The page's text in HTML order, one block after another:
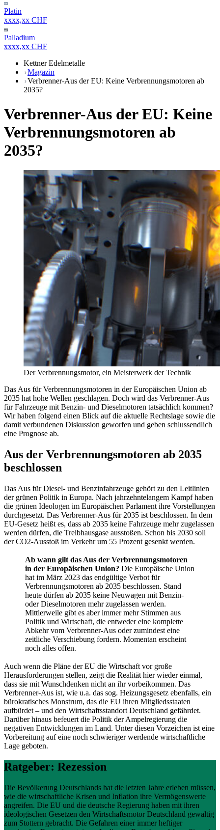
Platin
xxxx,xx CHF
Palladium
xxxx,xx CHF
Kettner Edelmetalle
Magazin
Verbrenner-Aus der EU: Keine Verbrennungsmotoren ab
2035?
Verbrenner-Aus der EU: Keine
Verbrennungsmotoren ab
2035?
Der Verbrennungsmotor, ein Meisterwerk der Technik
Das Aus für Verbrennungsmotoren in der Europäischen Union ab
2035 hat hohe Wellen geschlagen. Doch wird das Verbrenner-Aus
für Fahrzeuge mit Benzin- und Dieselmotoren tatsächlich kommen?
Wir haben folgend einen Blick auf die aktuelle Rechtslage sowie die
damit verbundenen Diskussion geworfen und geben schlussendlich
eine Prognose ab.
Aus der Verbrennungsmotoren ab 2035
beschlossen
Das Aus für Diesel- und Benzinfahrzeuge gehört zu den Leitlinien
der grünen Politik in Europa. Nach jahrzehntelangem Kampf haben
die grünen Ideologen im Europäischen Parlament ihre Vorstellungen
durchgesetzt. Das Verbrenner-Aus für 2035 ist beschlossen. In dem
EU-Gesetz heißt es, dass ab 2035 keine Fahrzeuge mehr zugelassen
werden dürfen, die Treibhausgase ausstoßen. Schon bis 2030 soll
der CO2-Ausstoß im Verkehr um 55 Prozent gesenkt werden.
Ab wann gilt das Aus der Verbrennungsmotoren
in der Europäischen Union? Die Europäische Union
hat im März 2023 das endgültige Verbot für
Verbrennungsmotoren ab 2035 beschlossen. Stand
heute dürfen ab 2035 keine Neuwagen mit Benzin-
oder Dieselmotoren mehr zugelassen werden.
Mittlerweile gibt es aber immer mehr Stimmen aus
Politik und Wirtschaft, die entweder eine komplette
Abkehr vom Verbrenner-Aus oder zumindest eine
zeitliche Verschiebung fordern. Momentan erscheint
noch alles offen.
Auch wenn die Pläne der EU die Wirtschaft vor große
Herausforderungen stellen, zeigt die Realität hier wieder einmal,
dass sie mit Wunschdenken nicht an ihr vorbeikommen. Das
Verbrenner-Aus ist, wie u.a. das sog. Heizungsgesetz ebenfalls, ein
bürokratisches Monstrum, das die EU ihren Mitgliedsstaaten
aufbürdet – und den Wirtschaftsstandort Deutschland gefährdet.
Darüber hinaus befeuert die Politik der Ampelregierung die
negativen Entwicklungen im Land. Unter diesen Vorzeichen ist eine
Vorbereitung auf eine noch schwieriger werdende wirtschaftliche
Lage geboten.
Ratgeber: Rezession
Die Bevölkerung Deutschlands hat die letzten Jahre erleben müssen,
wie die wirtschaftliche Krisen und Inflation ihre Vermögenswerte
angreifen. Die EU und die deutsche Regierung haben mit ihren
ideologischen Gesetzen den Wirtschaftsmotor Deutschland gewaltig
zum Stottern gebracht. Die Gefahren einer immer heftiger